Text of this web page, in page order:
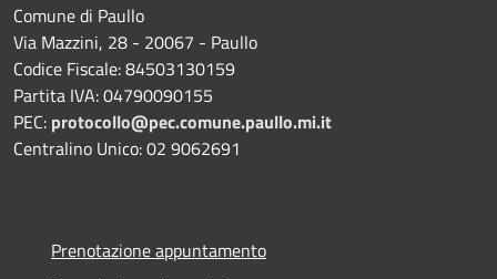
Comune di Paullo
Via Mazzini, 28 - 20067 - Paullo
Codice Fiscale: 84503130159
Partita IVA: 04790090155
PEC: protocollo@pec.comune.paullo.mi.it
Centralino Unico: 02 9062691
Prenotazione appuntamento